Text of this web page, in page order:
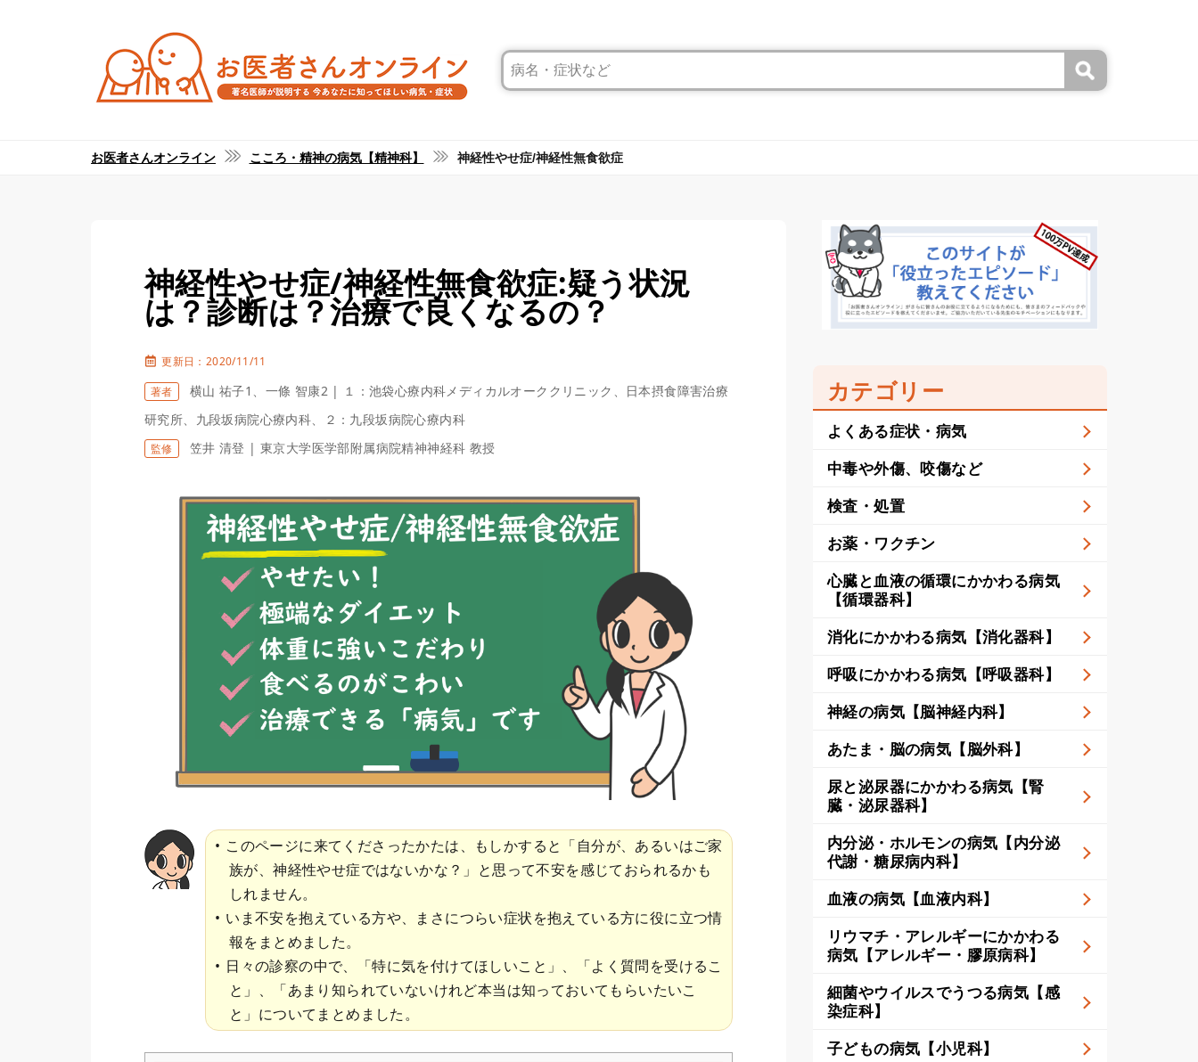
お医者さんオンライン こころ・精神の病気【精神科】 神経性やせ症/神経性無食欲症
神経性やせ症/神経性無食欲症:疑う状況
は？診断は？治療で良くなるの？
更新日：2020/11/11
著者
横山 祐子1、一條 智康2 | １：池袋心療内科メディカルオーククリニック、日本摂食障害治療
研究所、九段坂病院心療内科、２：九段坂病院心療内科
監修 笠井 清登 | 東京大学医学部附属病院精神神経科 教授
このページに来てくださったかたは、もしかすると「自分が、あるいはご家
族が、神経性やせ症ではないかな？」と思って不安を感じておられるかも
しれません。
いま不安を抱えている方や、まさにつらい症状を抱えている方に役に立つ情
報をまとめました。
日々の診察の中で、「特に気を付けてほしいこと」、「よく質問を受けるこ
と」、「あまり知られていないけれど本当は知っておいてもらいたいこ
と」についてまとめました。
カテゴリー
よくある症状・病気
中毒や外傷、咬傷など
検査・処置
お薬・ワクチン
心臓と血液の循環にかかわる病気
【循環器科】
消化にかかわる病気【消化器科】
呼吸にかかわる病気【呼吸器科】
神経の病気【脳神経内科】
あたま・脳の病気【脳外科】
尿と泌尿器にかかわる病気【腎
臓・泌尿器科】
内分泌・ホルモンの病気【内分泌
代謝・糖尿病内科】
血液の病気【血液内科】
リウマチ・アレルギーにかかわる
病気【アレルギー・膠原病科】
細菌やウイルスでうつる病気【感
染症科】
子どもの病気【小児科】